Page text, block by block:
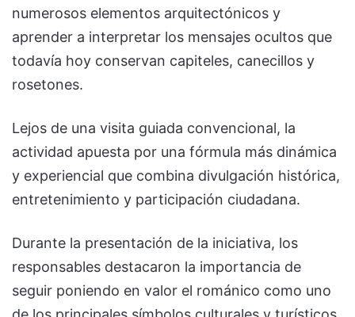
numerosos elementos arquitectónicos y
aprender a interpretar los mensajes ocultos que
todavía hoy conservan capiteles, canecillos y
rosetones.
Lejos de una visita guiada convencional, la
actividad apuesta por una fórmula más dinámica
y experiencial que combina divulgación histórica,
entretenimiento y participación ciudadana.
Durante la presentación de la iniciativa, los
responsables destacaron la importancia de
seguir poniendo en valor el románico como uno